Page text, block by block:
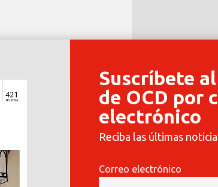
Suscríbete
de OCD por
electrónico
Reciba las últimas
Correo electrónico